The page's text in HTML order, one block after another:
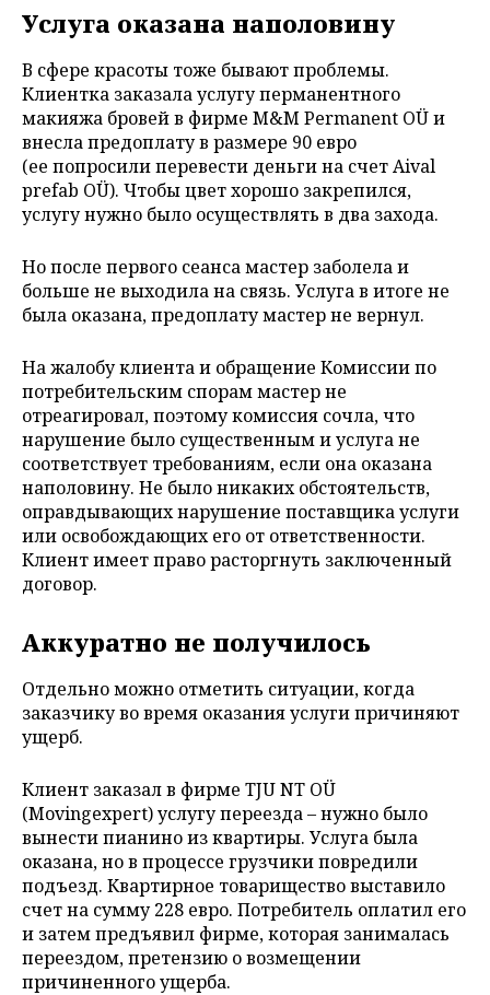
Услуга оказана наполовину
В сфере красоты тоже бывают проблемы.
Клиентка заказала услугу перманентного
макияжа бровей в фирме M&M Permanent OÜ и
внесла предоплату в размере 90 евро
(ее попросили перевести деньги на счет Aival
prefab OÜ). Чтобы цвет хорошо закрепился,
услугу нужно было осуществлять в два захода.
Но после первого сеанса мастер заболела и
больше не выходила на связь. Услуга в итоге не
была оказана, предоплату мастер не вернул.
На жалобу клиента и обращение Комиссии по
потребительским спорам мастер не
отреагировал, поэтому комиссия сочла, что
нарушение было существенным и услуга не
соответствует требованиям, если она оказана
наполовину. Не было никаких обстоятельств,
оправдывающих нарушение поставщика услуги
или освобождающих его от ответственности.
Клиент имеет право расторгнуть заключенный
договор.
Аккуратно не получилось
Отдельно можно отметить ситуации, когда
заказчику во время оказания услуги причиняют
ущерб.
Клиент заказал в фирме TJU NT OÜ
(Movingexpert) услугу переезда – нужно было
вынести пианино из квартиры. Услуга была
оказана, но в процессе грузчики повредили
подъезд. Квартирное товарищество выставило
счет на сумму 228 евро. Потребитель оплатил его
и затем предъявил фирме, которая занималась
переездом, претензию о возмещении
причиненного ущерба.